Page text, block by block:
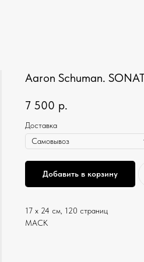
Aaron Schuman.
7 500 р.
Доставка
Добавить в корзину
17 x 24 см, 120 страниц
MACK